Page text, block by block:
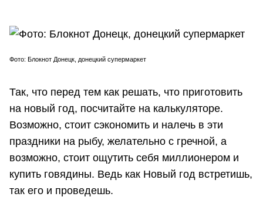
Фото: Блокнот Донецк, донецкий супермаркет
Так, что перед тем как решать, что приготовить
на новый год, посчитайте на калькуляторе.
Возможно, стоит сэкономить и налечь в эти
праздники на рыбу, желательно с гречной, а
возможно, стоит ощутить себя миллионером и
купить говядины. Ведь как Новый год встретишь,
так его и проведешь.